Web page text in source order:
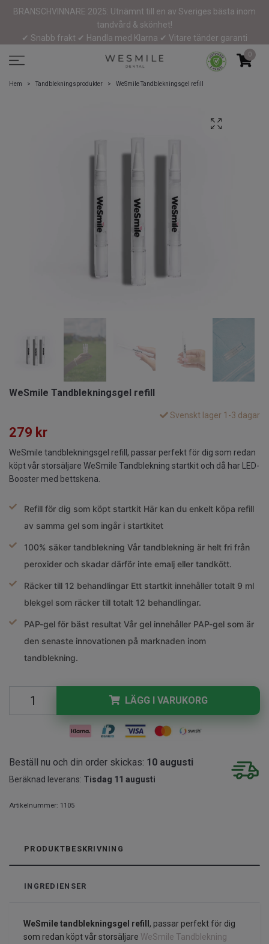
BRANSCHVINNARE 2025: Utnämnt till en av Sveriges bästa inom
tandvård & skönhet!
✔ Snabb frakt ✔ Handla med Klarna ✔ Vitare tänder garanti
0
Hem Tandblekningsprodukter WeSmile Tandblekningsgel refill
WeSmile Tandblekningsgel refill
Svenskt lager 1-3 dagar
279 kr
WeSmile tandblekningsgel refill, passar perfekt för dig som redan
köpt vår storsäljare WeSmile Tandblekning startkit och då har LED-
Booster med bettskena.
Refill för dig som köpt startkit Här kan du enkelt köpa refill
av samma gel som ingår i startkitet
100% säker tandblekning Vår tandblekning är helt fri från
peroxider och skadar därför inte emalj eller tandkött.
Räcker till 12 behandlingar Ett startkit innehåller totalt 9 ml
blekgel som räcker till totalt 12 behandlingar.
PAP-gel för bäst resultat Vår gel innehåller PAP-gel som är
den senaste innovationen på marknaden inom
tandblekning.
LÄGG I VARUKORG
Beställ nu och din order skickas: 10 augusti
Beräknad leverans: Tisdag 11 augusti
Artikelnummer: 1105
PRODUKTBESKRIVNING
INGREDIENSER
WeSmile tandblekningsgel refill , passar perfekt för dig
som redan köpt vår storsäljare WeSmile Tandblekning